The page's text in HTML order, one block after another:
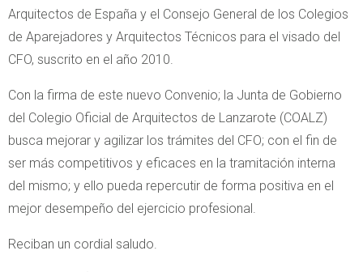
Arquitectos de España y el Consejo General de los Colegios
de Aparejadores y Arquitectos Técnicos para el visado del
CFO, suscrito en el año 2010.
Con la firma de este nuevo Convenio; la Junta de Gobierno
del Colegio Oficial de Arquitectos de Lanzarote (COALZ)
busca mejorar y agilizar los trámites del CFO; con el fin de
ser más competitivos y eficaces en la tramitación interna
del mismo; y ello pueda repercutir de forma positiva en el
mejor desempeño del ejercicio profesional.
Reciban un cordial saludo.